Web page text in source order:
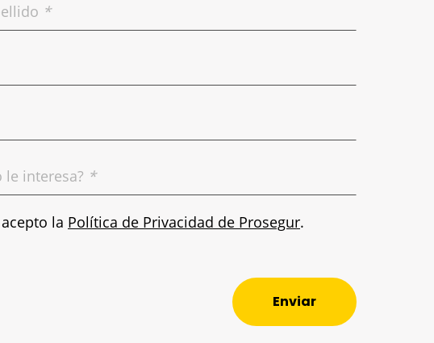
*
le interesa? *
la Política de Privacidad de Prosegur.
Enviar